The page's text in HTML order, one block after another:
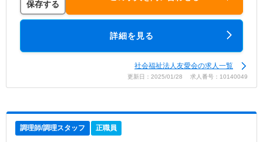
保存する
詳細を見る
社会福祉法人友愛会の求人一覧
更新日：2025/01/28 求人番号：10140049
調理師/調理スタッフ 正職員